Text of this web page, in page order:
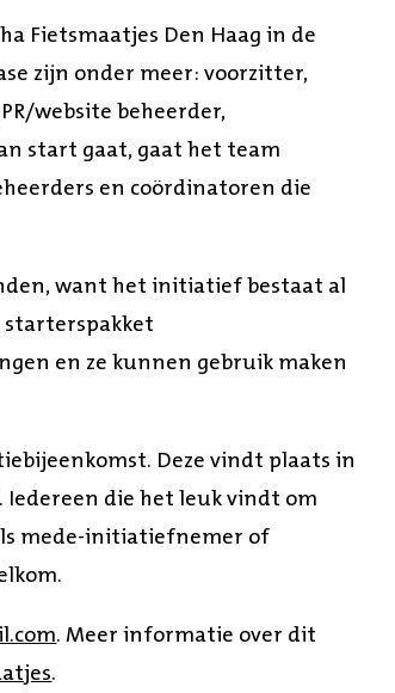
Fietsmaatjes Den Haag in de
zijn onder meer: voorzitter,
website beheerder,
start gaat, gaat het team
en coördinatoren die
want het initiatief bestaat al
starterspakket
en ze kunnen gebruik maken
Deze vindt plaats in
Iedereen die het leuk vindt om
mede-initiatiefnemer of
. Meer informatie over dit
.